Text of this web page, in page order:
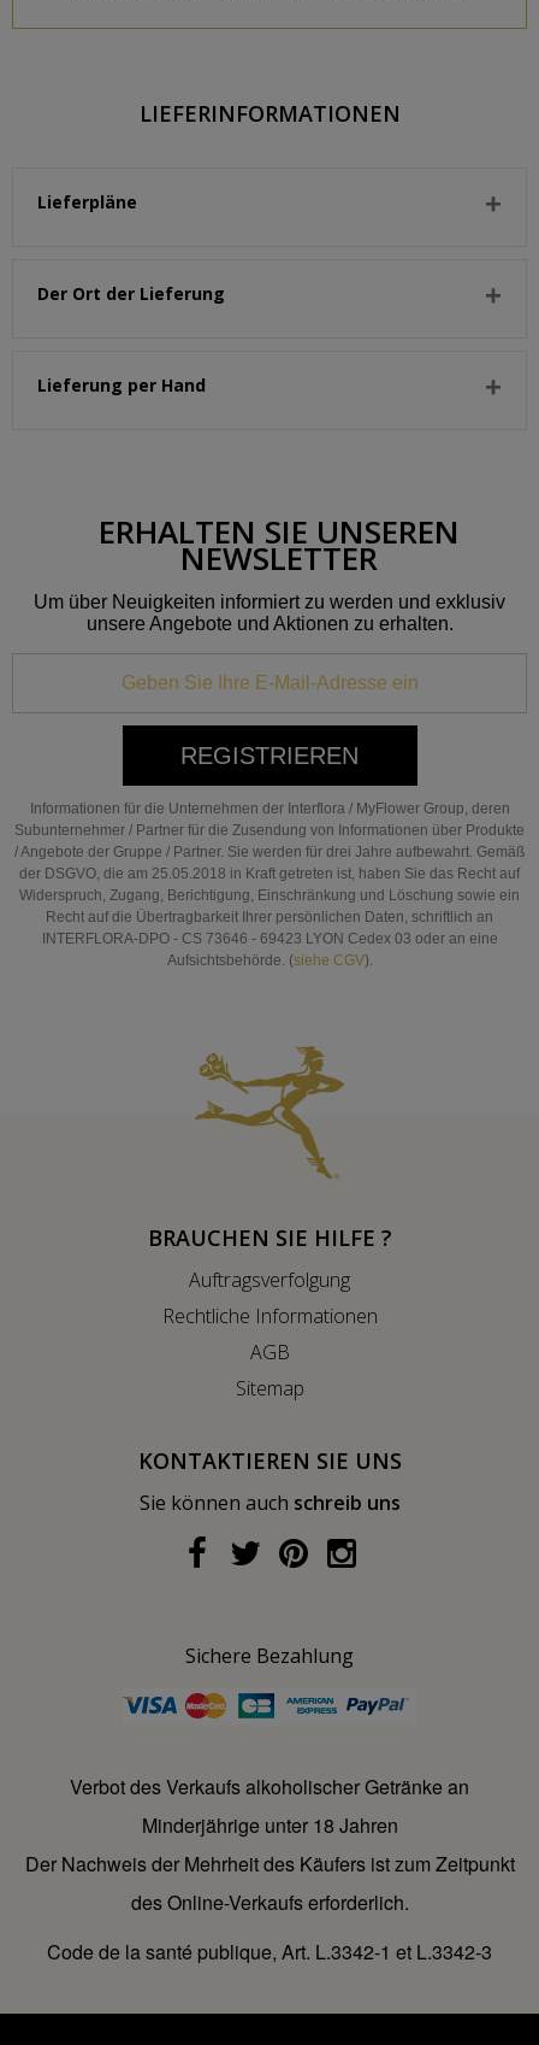
LIEFERINFORMATIONEN
Lieferpläne
Der Ort der Lieferung
Lieferung per Hand
ERHALTEN SIE UNSEREN
NEWSLETTER
Um über Neuigkeiten informiert zu werden und exklusiv
unsere Angebote und Aktionen zu erhalten.
REGISTRIEREN
Informationen für die Unternehmen der Interflora / MyFlower Group, deren
Subunternehmer / Partner für die Zusendung von Informationen über Produkte
/ Angebote der Gruppe / Partner. Sie werden für drei Jahre aufbewahrt. Gemäß
der DSGVO, die am 25.05.2018 in Kraft getreten ist, haben Sie das Recht auf
Widerspruch, Zugang, Berichtigung, Einschränkung und Löschung sowie ein
Recht auf die Übertragbarkeit Ihrer persönlichen Daten, schriftlich an
INTERFLORA-DPO - CS 73646 - 69423 LYON Cedex 03 oder an eine
Aufsichtsbehörde. (siehe CGV).
BRAUCHEN SIE HILFE ?
Auftragsverfolgung
Rechtliche Informationen
AGB
Sitemap
KONTAKTIEREN SIE UNS
Sie können auch schreib uns
Sichere Bezahlung
Verbot des Verkaufs alkoholischer Getränke an
Minderjährige unter 18 Jahren
Der Nachweis der Mehrheit des Käufers ist zum Zeitpunkt
des Online-Verkaufs erforderlich.
Code de la santé publique, Art. L.3342-1 et L.3342-3